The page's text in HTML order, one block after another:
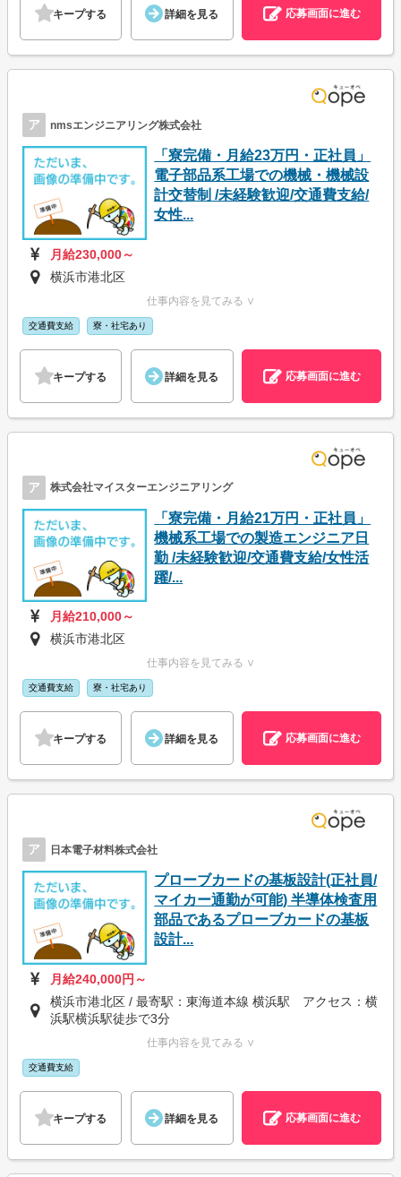
キープする 詳細を見る 応募画面に進む
ア nmsエンジニアリング株式会社
「寮完備・月給23万円・正社員」
電子部品系工場での機械・機械設
計交替制 /未経験歓迎/交通費支給/
女性...
月給230,000～
横浜市港北区
仕事内容を見てみる ∨
交通費支給 寮・社宅あり
キープする 詳細を見る 応募画面に進む
ア 株式会社マイスターエンジニアリング
「寮完備・月給21万円・正社員」
機械系工場での製造エンジニア日
勤 /未経験歓迎/交通費支給/女性活
躍/...
月給210,000～
横浜市港北区
仕事内容を見てみる ∨
交通費支給 寮・社宅あり
キープする 詳細を見る 応募画面に進む
ア 日本電子材料株式会社
プローブカードの基板設計(正社員/
マイカー通勤が可能) 半導体検査用
部品であるプローブカードの基板
設計...
月給240,000円～
横浜市港北区 / 最寄駅：東海道本線 横浜駅 アクセス：横
浜駅横浜駅徒歩で3分
仕事内容を見てみる ∨
交通費支給
キープする 詳細を見る 応募画面に進む